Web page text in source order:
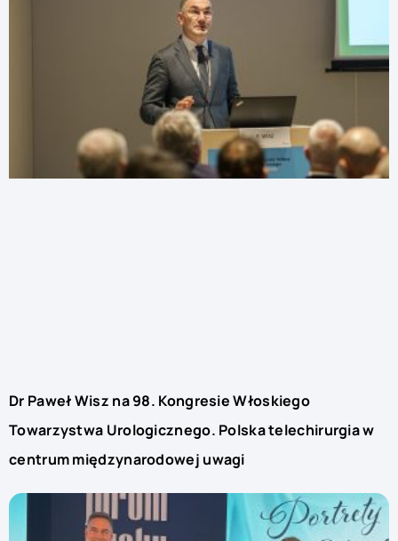
Dr Paweł Wisz na 98. Kongresie Włoskiego
Towarzystwa Urologicznego. Polska telechirurgia w
centrum międzynarodowej uwagi